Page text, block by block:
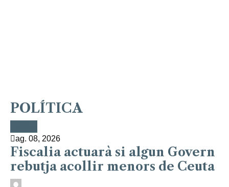
POLÍTICA
ag. 08, 2026
Fiscalia actuarà si algun Govern
rebutja acollir menors de Ceuta